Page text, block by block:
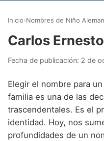
Nombres de
Nombres de
Nombres de
Nombres
Nombres
Nombres
Nombres
Nombres
Nombres
Nombres
Nombres de
Nombres
Inicio›Nombres de Niño
Carlos Ernesto
Fecha de publicación: 2 de
Elegir el nombre para
familia es una de las
trascendentales. Es el
identidad. Hoy, nos
profundidades de un